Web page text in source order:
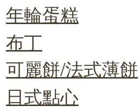
年輪蛋糕
布丁
可麗餅/法式薄餅
日式點心